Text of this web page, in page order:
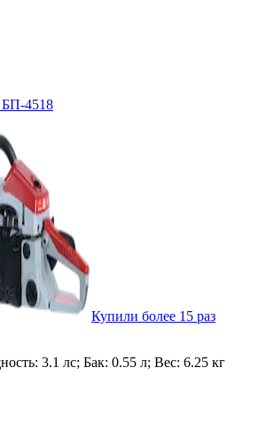
БП-4518
Купили более 15 раз
3.1 лс; Бак: 0.55 л; Вес: 6.25 кг